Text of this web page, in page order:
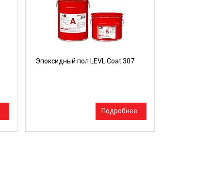
Эпоксидный пол LEVL Coat 307
Подробнее